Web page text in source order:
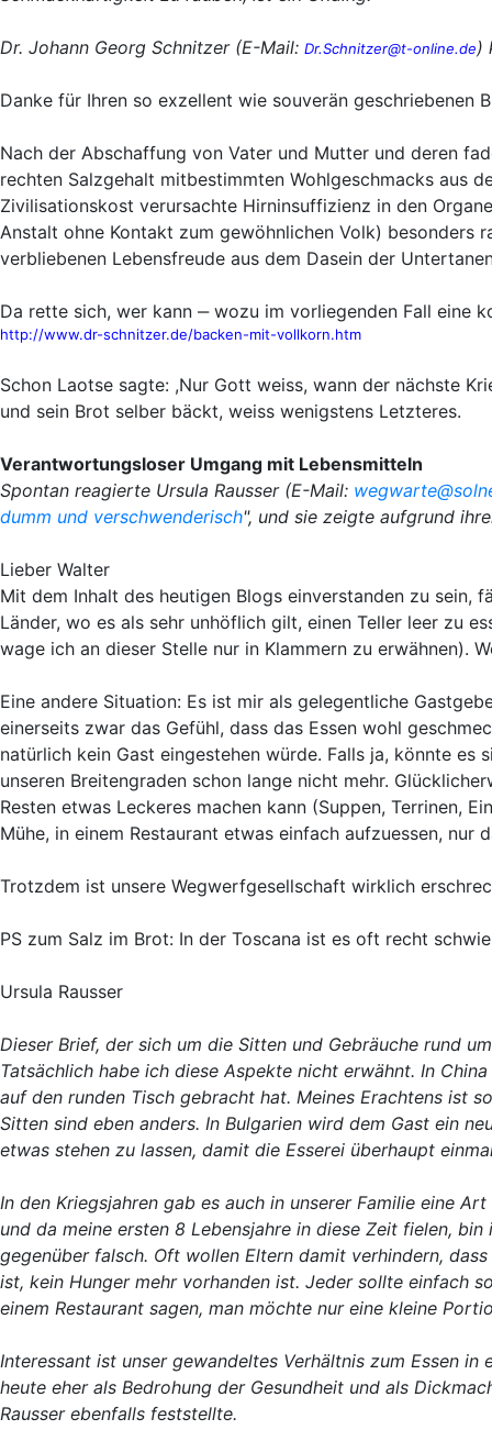
Dr. Johann Georg Schnitzer (E-Mail: Dr.Schnitzer@t-online.de)
Danke für Ihren so exzellent wie souverän geschriebenen
Nach der Abschaffung von Vater und Mutter und deren
rechten Salzgehalt mitbestimmten Wohlgeschmacks aus
Zivilisationskost verursachte Hirninsuffizienz in den
Anstalt ohne Kontakt zum gewöhnlichen Volk) besonders
verbliebenen Lebensfreude aus dem Dasein der
Da rette sich, wer kann ‒ wozu im vorliegenden Fall eine
http://www.dr-schnitzer.de/backen-mit-vollkorn.htm
Schon Laotse sagte: ,Nur Gott weiss, wann der nächste
und sein Brot selber bäckt, weiss wenigstens Letzteres.
Verantwortungsloser Umgang mit Lebensmitteln
Spontan reagierte Ursula Rausser (E-Mail:
dumm und verschwenderisch", und sie zeigte aufgrund
Lieber Walter
Mit dem Inhalt des heutigen Blogs einverstanden zu sein,
Länder, wo es als sehr unhöflich gilt, einen Teller leer zu
wage ich an dieser Stelle nur in Klammern zu erwähnen).
Eine andere Situation: Es ist mir als gelegentliche
einerseits zwar das Gefühl, dass das Essen wohl
natürlich kein Gast eingestehen würde. Falls ja, könnte es
unseren Breitengraden schon lange nicht mehr.
Resten etwas Leckeres machen kann (Suppen, Terrinen,
Mühe, in einem Restaurant etwas einfach aufzuessen, nur
Trotzdem ist unsere Wegwerfgesellschaft wirklich
PS zum Salz im Brot: In der Toscana ist es oft recht
Ursula Rausser
Dieser Brief, der sich um die Sitten und Gebräuche rund
Tatsächlich habe ich diese Aspekte nicht erwähnt. In
auf den runden Tisch gebracht hat. Meines Erachtens ist
Sitten sind eben anders. In Bulgarien wird dem Gast ein
etwas stehen zu lassen, damit die Esserei überhaupt
In den Kriegsjahren gab es auch in unserer Familie eine
und da meine ersten 8 Lebensjahre in diese Zeit fielen,
gegenüber falsch. Oft wollen Eltern damit verhindern,
ist, kein Hunger mehr vorhanden ist. Jeder sollte einfach
einem Restaurant sagen, man möchte nur eine kleine
Interessant ist unser gewandeltes Verhältnis zum Essen
heute eher als Bedrohung der Gesundheit und als
Rausser ebenfalls feststellte.